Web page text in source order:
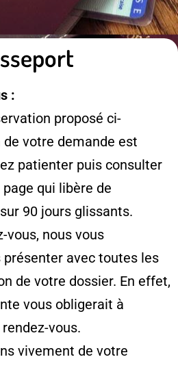
:
proposé ci-
votre demande est
patienter puis consulter
qui libère de
90 jours glissants.
vous, nous vous
présenter avec toutes les
de votre dossier. En effet,
vous obligerait à
vous.
vivement de votre